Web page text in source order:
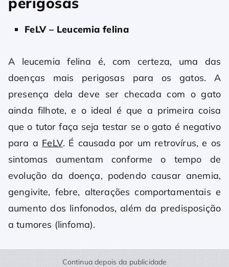
FeLV – Leucemia felina
A leucemia felina é, com certeza, uma das
doenças mais perigosas para os gatos. A
presença dela deve ser checada com o gato
ainda filhote, e o ideal é que a primeira coisa
que o tutor faça seja testar se o gato é negativo
para a FeLV. É causada por um retrovírus, e os
sintomas aumentam conforme o tempo de
evolução da doença, podendo causar anemia,
gengivite, febre, alterações comportamentais e
aumento dos linfonodos, além da predisposição
a tumores (linfoma).
Continua depois da publicidade